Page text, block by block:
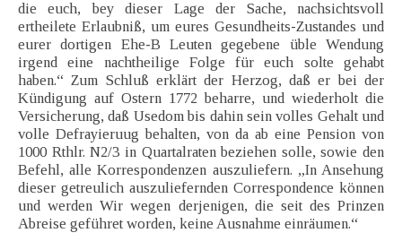
die euch, bey dieser Lage der Sache, nachsichtsvoll
ertheilete Erlaubniß, um eures Gesundheits-Zustandes und
eurer dortigen Ehe-B Leuten gegebene üble Wendung
irgend eine nachtheilige Folge für euch solte gehabt
haben.“ Zum Schluß erklärt der Herzog, daß er bei der
Kündigung auf Ostern 1772 beharre, und wiederholt die
Versicherung, daß Usedom bis dahin sein volles Gehalt und
volle Defrayieruug behalten, von da ab eine Pension von
1000 Rthlr. N2/3 in Quartalraten beziehen solle, sowie den
Befehl, alle Korrespondenzen auszuliefern. „In Ansehung
dieser getreulich auszuliefernden Correspondence können
und werden Wir wegen derjenigen, die seit des Prinzen
Abreise geführet worden, keine Ausnahme einräumen.“